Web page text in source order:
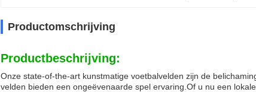
Productomschrijving
Productbeschrijving:
Onze state-of-the-art kunstmatige voetbalvelden zijn de
velden bieden een ongeëvenaarde spel ervaring.Of u nu een